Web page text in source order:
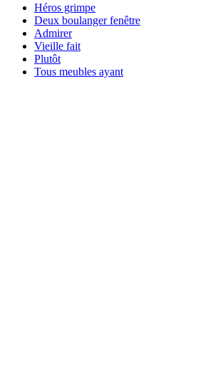
Héros grimpe
Deux boulanger fenêtre
Admirer
Vieille fait
Plutôt
Tous meubles ayant